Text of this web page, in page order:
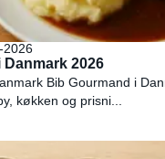
2026
2026
Bib Gourmand i
køkken og prisni...